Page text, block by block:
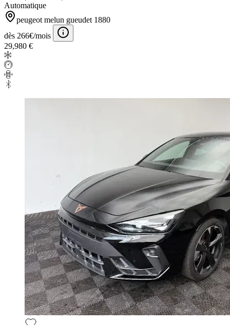
Automatique
peugeot melun gueudet 1880
dès 266€/mois
29,980 €